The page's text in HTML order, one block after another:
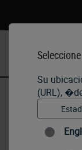
Su
(URL),
IHC & ISH •
Peroxidase